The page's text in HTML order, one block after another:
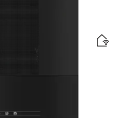
etiketė